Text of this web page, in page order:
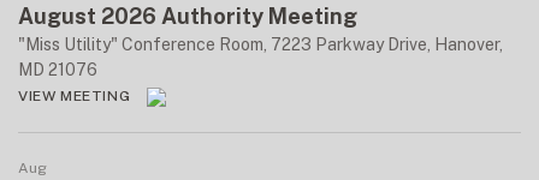
August 2026 Authority Meeting
"Miss Utility" Conference Room, 7223 Parkway Drive, Hanover,
MD 21076
VIEW MEETING
Aug